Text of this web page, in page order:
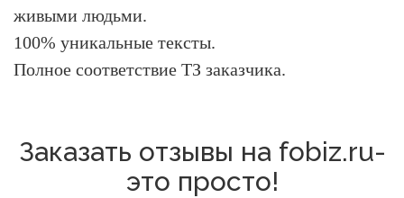
живыми людьми.
100% уникальные тексты.
Полное соответствие ТЗ заказчика.
Заказать отзывы на fobiz.ru-
это просто!